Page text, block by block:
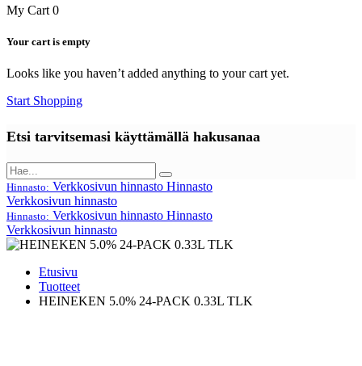
My Cart 0
Your cart is empty
Looks like you haven’t added anything to your cart yet.
Start Shopping
Etsi tarvitsemasi käyttämällä hakusanaa
Hinnasto: Verkkosivun hinnasto Hinnasto
Verkkosivun hinnasto
Hinnasto: Verkkosivun hinnasto Hinnasto
Verkkosivun hinnasto
Etusivu
Tuotteet
HEINEKEN 5.0% 24-PACK 0.33L TLK